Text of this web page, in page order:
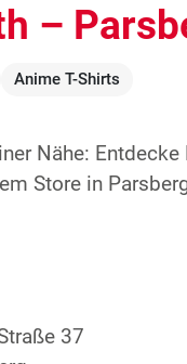
–
Anime T-Shirts
Nähe:
Store in
37